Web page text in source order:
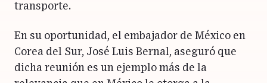
transporte.
En su oportunidad, el embajador de México en
Corea del Sur, José Luis Bernal, aseguró que
dicha reunión es un ejemplo más de la